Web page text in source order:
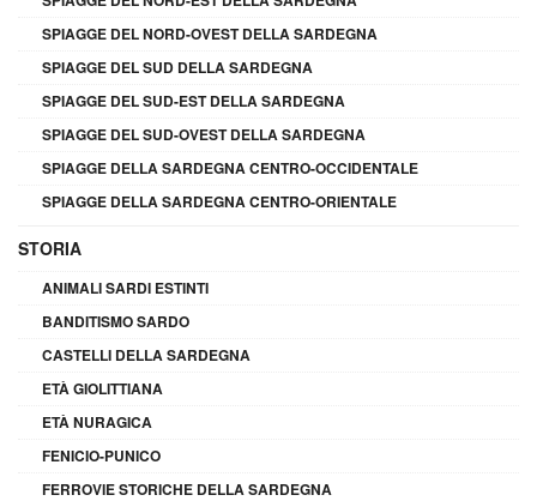
SPIAGGE DEL NORD-OVEST DELLA SARDEGNA
SPIAGGE DEL SUD DELLA SARDEGNA
SPIAGGE DEL SUD-EST DELLA SARDEGNA
SPIAGGE DEL SUD-OVEST DELLA SARDEGNA
SPIAGGE DELLA SARDEGNA CENTRO-OCCIDENTALE
SPIAGGE DELLA SARDEGNA CENTRO-ORIENTALE
STORIA
ANIMALI SARDI ESTINTI
BANDITISMO SARDO
CASTELLI DELLA SARDEGNA
ETÀ GIOLITTIANA
ETÀ NURAGICA
FENICIO-PUNICO
FERROVIE STORICHE DELLA SARDEGNA